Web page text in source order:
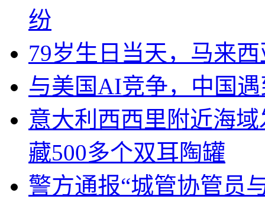
纷
79岁生日当天，马来
与美国AI竞争，中国
意大利西西里附近海
藏500多个双耳陶罐
警方通报“城管协管员